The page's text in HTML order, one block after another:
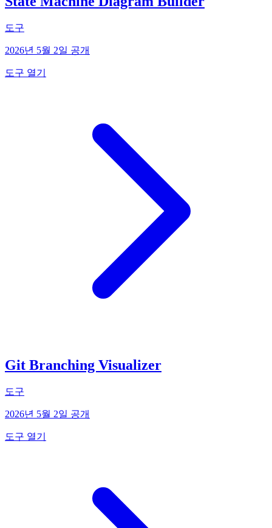
도구
2026년 5월 2일 공개
도구 열기
Git Branching Visualizer
도구
2026년 5월 2일 공개
도구 열기